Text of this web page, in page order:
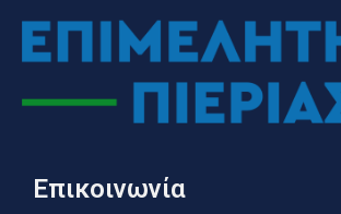
Επικοινωνία